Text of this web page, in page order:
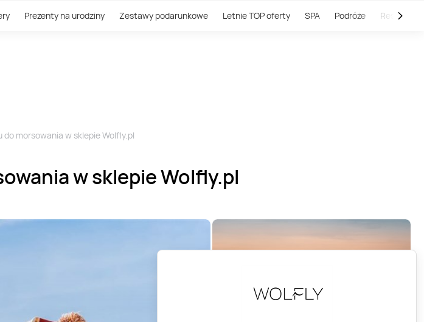
Prezenty na urodziny Zestawy podarunkowe Letnie TOP oferty SPA Podróże
morsowania w sklepie Wolfly.pl
w sklepie Wolfly.pl